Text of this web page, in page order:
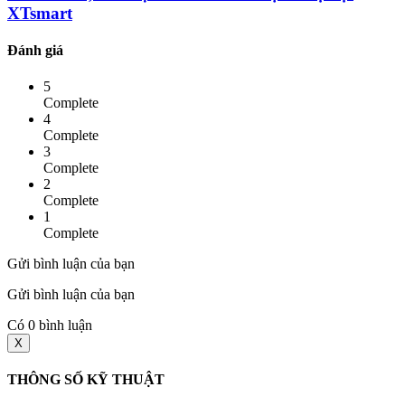
XTsmart
Đánh giá
5
Complete
4
Complete
3
Complete
2
Complete
1
Complete
Gửi bình luận của bạn
Gửi bình luận của bạn
Có 0 bình luận
X
THÔNG SỐ KỸ THUẬT